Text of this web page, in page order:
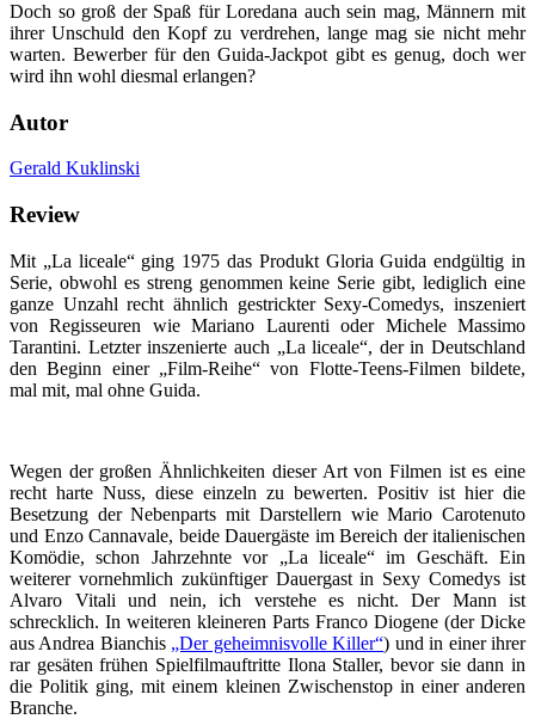
Doch so groß der Spaß für Loredana auch sein mag, Männern mit
ihrer Unschuld den Kopf zu verdrehen, lange mag sie nicht mehr
warten. Bewerber für den Guida-Jackpot gibt es genug, doch wer
wird ihn wohl diesmal erlangen?
Autor
Gerald Kuklinski
Review
Mit „La liceale“ ging 1975 das Produkt Gloria Guida endgültig in
Serie, obwohl es streng genommen keine Serie gibt, lediglich eine
ganze Unzahl recht ähnlich gestrickter Sexy-Comedys, inszeniert
von Regisseuren wie Mariano Laurenti oder Michele Massimo
Tarantini. Letzter inszenierte auch „La liceale“, der in Deutschland
den Beginn einer „Film-Reihe“ von Flotte-Teens-Filmen bildete,
mal mit, mal ohne Guida.
Wegen der großen Ähnlichkeiten dieser Art von Filmen ist es eine
recht harte Nuss, diese einzeln zu bewerten. Positiv ist hier die
Besetzung der Nebenparts mit Darstellern wie Mario Carotenuto
und Enzo Cannavale, beide Dauergäste im Bereich der italienischen
Komödie, schon Jahrzehnte vor „La liceale“ im Geschäft. Ein
weiterer vornehmlich zukünftiger Dauergast in Sexy Comedys ist
Alvaro Vitali und nein, ich verstehe es nicht. Der Mann ist
schrecklich. In weiteren kleineren Parts Franco Diogene (der Dicke
aus Andrea Bianchis „Der geheimnisvolle Killer“) und in einer ihrer
rar gesäten frühen Spielfilmauftritte Ilona Staller, bevor sie dann in
die Politik ging, mit einem kleinen Zwischenstop in einer anderen
Branche.